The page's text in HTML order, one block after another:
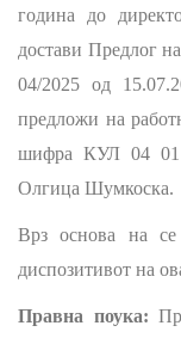
година до
достави Предлог
04/2025 од
предложи на
шифра КУЛ 04 01
Олгица Шумкоска.
Врз основа на
диспозитивот на
Правна поука: